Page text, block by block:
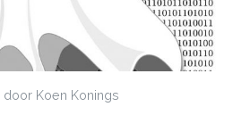
door Koen Konings